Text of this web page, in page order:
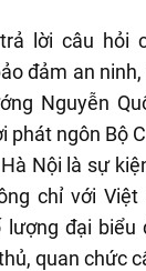
lời câu hỏi
đảm an
Nguyễn
phát ngôn Bộ
Nội là sự
chỉ với
đại biểu
quan chức